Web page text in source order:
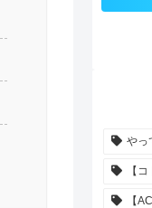
やっ
【
【